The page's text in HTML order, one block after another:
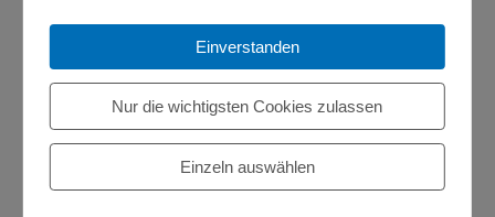
Qualifikation zur Deutschen Meisterschaft
Einverstanden
Nur die wichtigsten Cookies zulassen
Einzeln auswählen